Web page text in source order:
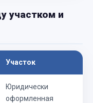
участком и
Участок
Юридически
оформленная